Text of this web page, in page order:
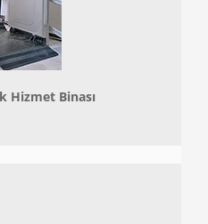
Hizmet Binası